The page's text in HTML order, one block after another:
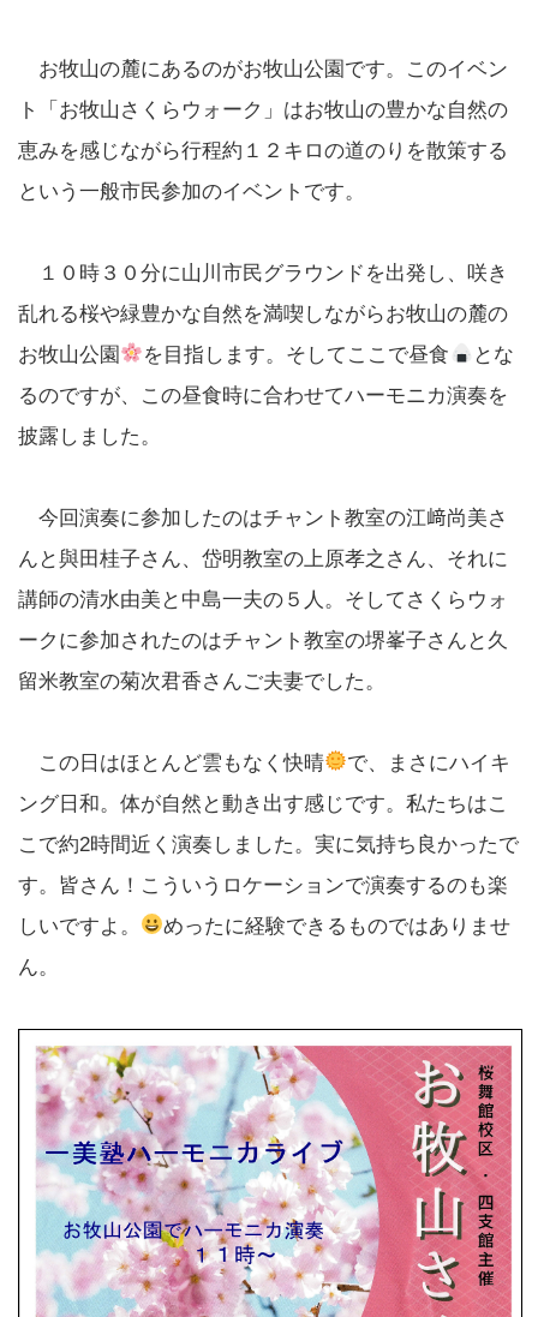
お牧山の麓にあるのがお牧山公園です。このイベン
ト「お牧山さくらウォーク」はお牧山の豊かな自然の
恵みを感じながら行程約１２キロの道のりを散策する
という一般市民参加のイベントです。
１０時３０分に山川市民グラウンドを出発し、咲き
乱れる桜や緑豊かな自然を満喫しながらお牧山の麓の
お牧山公園
を目指します。そしてここで昼食
とな
るのですが、この昼食時に合わせてハーモニカ演奏を
披露しました。
今回演奏に参加したのはチャント教室の江﨑尚美さ
んと與田桂子さん、岱明教室の上原孝之さん、それに
講師の清水由美と中島一夫の５人。そしてさくらウォ
ークに参加されたのはチャント教室の堺峯子さんと久
留米教室の菊次君香さんご夫妻でした。
この日はほとんど雲もなく快晴
で、まさにハイキ
ング日和。体が自然と動き出す感じです。私たちはこ
こで約2時間近く演奏しました。実に気持ち良かったで
す。皆さん！こういうロケーションで演奏するのも楽
しいですよ。
めったに経験できるものではありませ
ん。